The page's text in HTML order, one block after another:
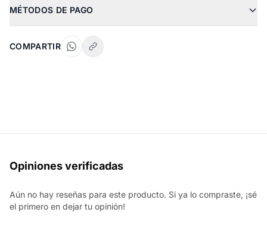
MÉTODOS DE PAGO
COMPARTIR
Opiniones verificadas
Aún no hay reseñas para este producto. Si ya lo compraste, ¡sé
el primero en dejar tu opinión!